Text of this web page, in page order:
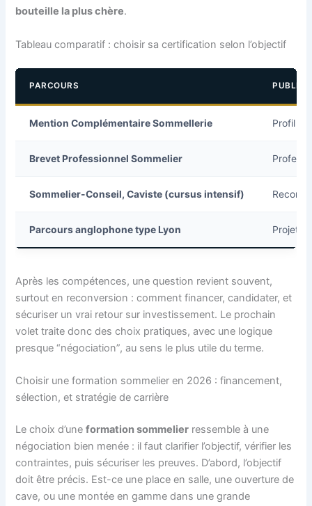
bouteille la plus chère.
Tableau comparatif : choisir sa certification selon l’objectif
PARCOURS PUBLIC
Mention Complémentaire Sommellerie Profil
Brevet Professionnel Sommelier
Sommelier-Conseil, Caviste (cursus intensif)
Parcours anglophone type Lyon Projet
Après les compétences, une question revient souvent,
surtout en reconversion : comment financer, candidater, et
sécuriser un vrai retour sur investissement. Le prochain
volet traite donc des choix pratiques, avec une logique
presque “négociation”, au sens le plus utile du terme.
Choisir une formation sommelier en 2026 : financement,
sélection, et stratégie de carrière
Le choix d’uneformation sommelier ressemble à une
négociation bien menée : il faut clarifier l’objectif, vérifier les
contraintes, puis sécuriser les preuves. D’abord, l’objectif
doit être précis. Est-ce une place en salle, une ouverture de
cave, ou une montée en gamme dans une grande